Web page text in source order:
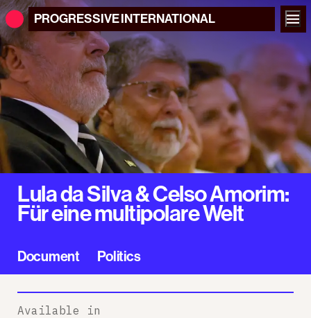
PROGRESSIVEINTERNATIONAL
Lula da Silva & Celso Amorim:
Für eine multipolare Welt
Document Politics
Available in